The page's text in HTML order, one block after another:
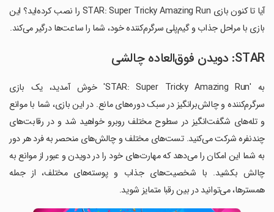
آیا تا کنون بازی STAR: Super Tricky Amazing Run را نصب کرده‌اید؟ این
بازی با مراحل جذاب و گیم‌پلی سرگرم‌کننده خود، شما را ساعت‌ها درگیر می‌کند.
STAR: دویدن فوق‌العاده چالشی
به 'STAR: Super Tricky Amazing Run' خوش آمدید، یک بازی
سرگرم‌کننده و چالش‌برانگیز در سبک دوره‌های مانع. در این بازی، شما با موانع
و تله‌های شگفت‌انگیز در سطوح مختلف روبرو خواهید شد و در رقابت‌های
چندنفره شرکت می‌کنید. تست‌های مختلف و چالش‌های منحصر به فرد هر دور
به شما این امکان را می‌دهد که مهارت‌های خود را در دویدن و عبور از موانع به
چالش بکشید. با شخصیت‌های جذاب و پوسته‌های مختلف، از جمله
همسترها، می‌توانید در بین رقبا متمایز شوید.